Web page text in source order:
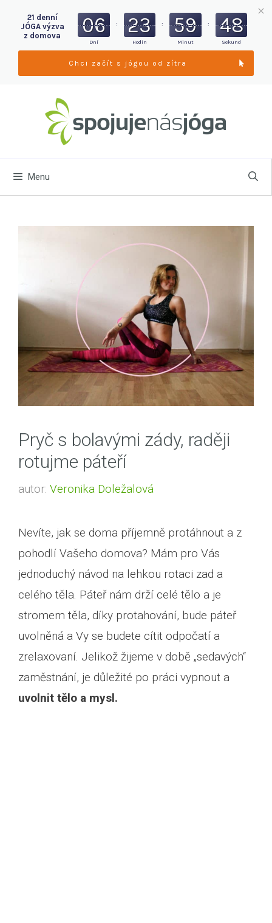
Menu
Pryč s bolavými zády, raději
rotujme páteří
autor: Veronika Doležalová
Nevíte, jak se doma příjemně protáhnout a z
pohodlí Vašeho domova? Mám pro Vás
jednoduchý návod na lehkou rotaci zad a
celého těla. Páteř nám drží celé tělo a je
stromem těla, díky protahování, bude páteř
uvolněná a Vy se budete cítit odpočatí a
zrelaxovaní. Jelikož žijeme v době „sedavých“
zaměstnání, je důležité po práci vypnout a
uvolnit tělo a mysl.
21 denní
JÓGA výzva
z domova
06
Dní
: 23
Hodin
: 59
Minut
: 46
Sekund
Chci začít s jógou od zítra